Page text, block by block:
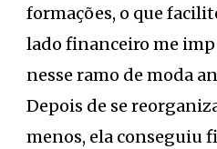
formações, o que
lado financeiro me
nesse ramo de moda
Depois de se
menos, ela conseguiu